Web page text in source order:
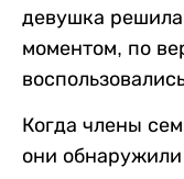
девушка
моментом, по
Когда члены
они